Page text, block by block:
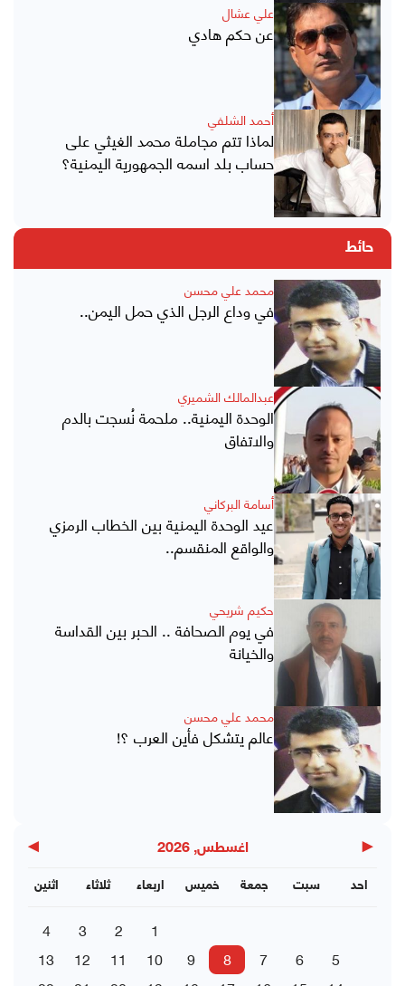
علي عشال
عن حكم هادي
أحمد الشلفي
لماذا تتم مجاملة محمد الغيثي على
حساب بلد اسمه الجمهورية اليمنية؟
حائط
محمد علي محسن
في وداع الرجل الذي حمل اليمن..
عبدالمالك الشميري
الوحدة اليمنية.. ملحمة نُسجت بالدم
والاتفاق
أسامة البركاني
عيد الوحدة اليمنية بين الخطاب الرمزي
والواقع المنقسم..
حكيم شريحي
في يوم الصحافة .. الحبر بين القداسة
والخيانة
محمد علي محسن
عالم يتشكل فأين العرب ؟!
◀ اغسطس, 2026 ▶
اثنين ثلاثاء اربعاء خميس جمعة سبت احد
1
2
3
4
5
6
7
8
9
10
11
12
13